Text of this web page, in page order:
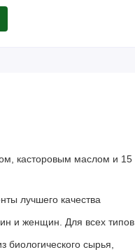
касторовым маслом и 15
лучшего качества
и женщин. Для всех
биологического сырья,